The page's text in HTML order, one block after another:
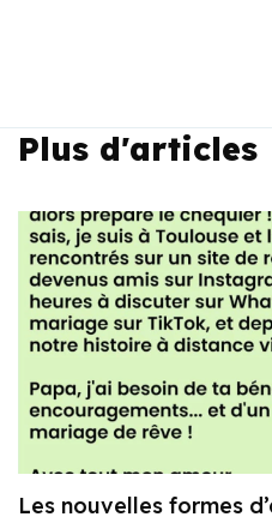
Plus d'articles
Les nouvelles formes